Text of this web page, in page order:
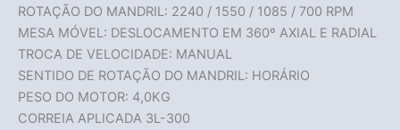
ROTAÇÃO DO MANDRIL: 2240 / 1550 / 1085 / 700 RPM
MESA MÓVEL: DESLOCAMENTO EM 360º AXIAL E RADIAL
TROCA DE VELOCIDADE: MANUAL
SENTIDO DE ROTAÇÃO DO MANDRIL: HORÁRIO
PESO DO MOTOR: 4,0KG
CORREIA APLICADA 3L-300